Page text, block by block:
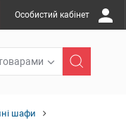
Особистий кабінет
шафи